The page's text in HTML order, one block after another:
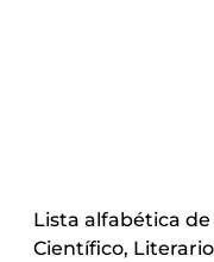
Lista alfabética
Científico,